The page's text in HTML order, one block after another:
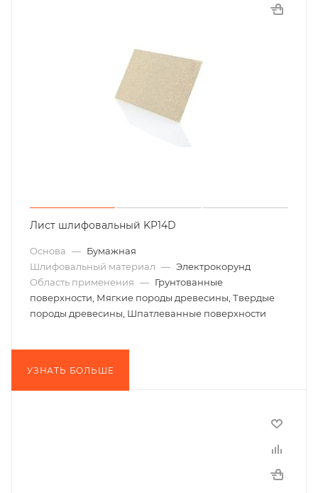
Лист шлифовальный KP14D
Основа — Бумажная
Шлифовальный материал — Электрокорунд
Область применения — Грунтованные
поверхности, Мягкие породы древесины, Твердые
породы древесины, Шпатлеванные поверхности
УЗНАТЬ БОЛЬШЕ